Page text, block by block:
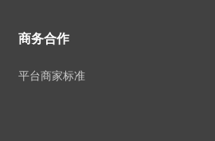
商务合作
平台商家标准